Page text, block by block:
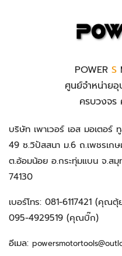
POWER S
ศูนย์จำหน่าย
ครบวงจร
บริษัท เพาเวอร์ เอส มอเตอร์
49 ซ.วิปัสสนา ม.6 ถ.เพชรเก
ต.อ้อมน้อย อ.กระทุ่มแบน จ.สมุ
74130
เบอร์โทร: 081-6117421 (คุณตุ้
095-4929519 (คุณบิ๊ก)
อีเมล: